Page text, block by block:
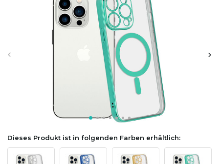
Dieses Produkt ist in folgenden Farben erhältlich: